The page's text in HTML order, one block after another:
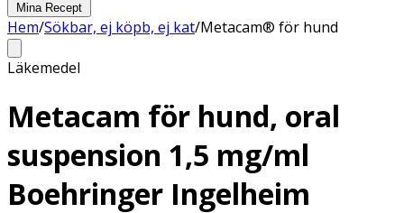
Mina Recept
Hem/Sökbar, ej köpb, ej kat/Metacam® för hund
Läkemedel
Metacam för hund, oral
suspension 1,5 mg/ml
Boehringer Ingelheim